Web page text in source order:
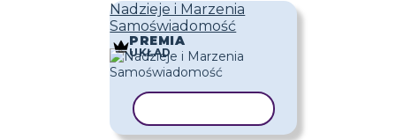
Nadzieje i Marzenia
Samoświadomość
PREMIA
UKŁAD